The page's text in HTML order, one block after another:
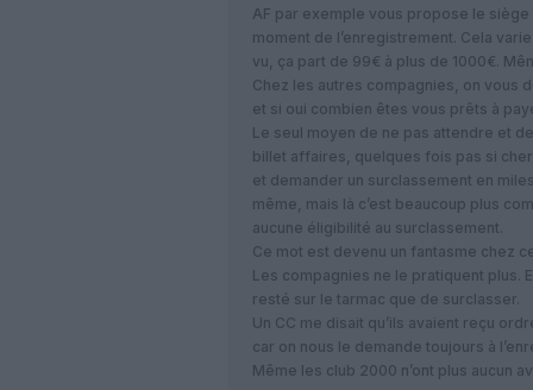
AF par exemple vous propose le
moment de l’enregistrement. Cela
vu, ça part de 99€ à plus de 1000€.
Chez les autres compagnies, on vous
et si oui combien êtes vous prêts à
Le seul moyen de ne pas attendre et
billet affaires, quelques fois pas si
et demander un surclassement en
même, mais là c’est beaucoup plus
aucune éligibilité au surclassement.
Ce mot est devenu un fantasme chez
Les compagnies ne le pratiquent plus.
resté sur le tarmac que de surclasser.
Un CC me disait qu’ils avaient reçu
car on nous le demande toujours à
Même les club 2000 n’ont plus aucun